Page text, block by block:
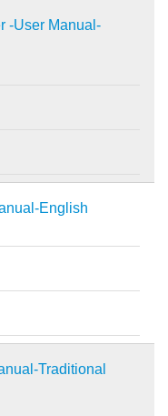
-User Manual-
English
Traditional